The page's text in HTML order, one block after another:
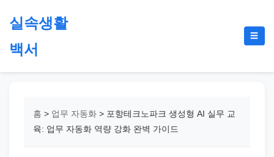
실속생활
백서
절
메
뉴
☰
홈 > 업무 자동화 > 포항테크노파크 생성형 AI 실무 교
육: 업무 자동화 역량 강화 완벽 가이드